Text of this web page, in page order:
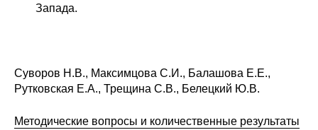
Inforum
Материалы
Запада.
Суворов Н.В., Максимцова С.И., Балашова Е.Е.,
Рутковская Е.А., Трещина С.В., Белецкий Ю.В.
Методические вопросы и количественные результаты